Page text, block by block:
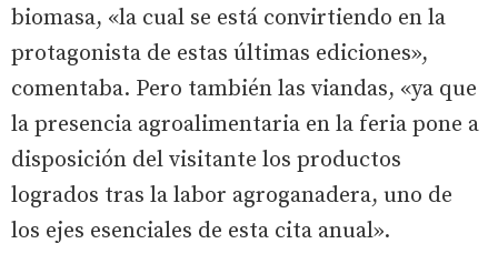
biomasa, «la cual se está convirtiendo en la
protagonista de estas últimas ediciones»,
comentaba. Pero también las viandas, «ya que
la presencia agroalimentaria en la feria pone a
disposición del visitante los productos
logrados tras la labor agroganadera, uno de
los ejes esenciales de esta cita anual».